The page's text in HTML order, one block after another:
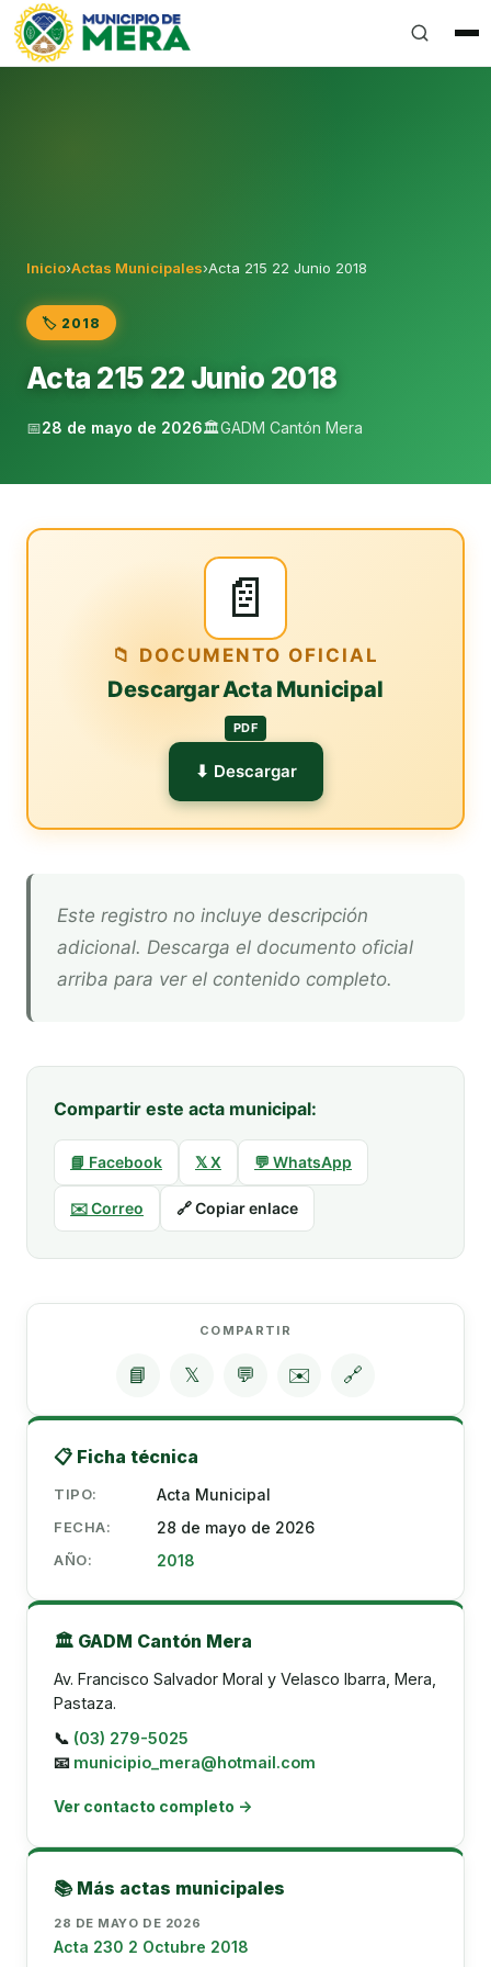
Gobierno Autónomo Descentralizado Municipal del
Inicio›Actas Municipales›Acta 215 22 Junio 2018
🏷️ 2018
Acta 215 22 Junio 2018
📅28 de mayo de 2026🏛️GADM Cantón Mera
📄
📁 DOCUMENTO OFICIAL
Descargar Acta Municipal
PDF
⬇ Descargar
Este registro no incluye descripción
adicional. Descarga el documento oficial
arriba para ver el contenido completo.
Compartir este acta municipal:
📘 Facebook 𝕏 X 💬 WhatsApp
✉️ Correo 🔗 Copiar enlace
COMPARTIR
📘 𝕏 💬 ✉️ 🔗
📋 Ficha técnica
TIPO: Acta Municipal
FECHA: 28 de mayo de 2026
AÑO: 2018
🏛️ GADM Cantón Mera
Av. Francisco Salvador Moral y Velasco Ibarra, Mera,
Pastaza.
📞 (03) 279-5025
📧 municipio_mera@hotmail.com
Ver contacto completo →
📚 Más actas municipales
28 DE MAYO DE 2026
Acta 230 2 Octubre 2018